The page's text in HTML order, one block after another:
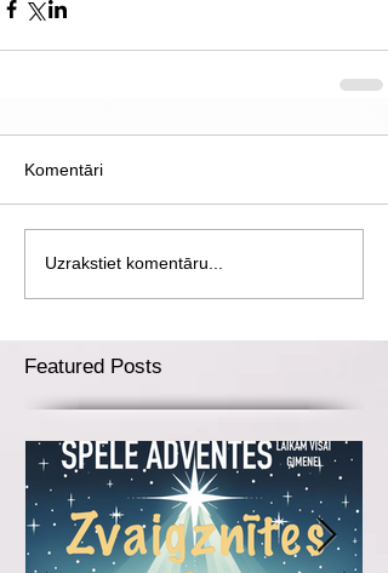
Komentāri
Uzrakstiet komentāru...
Featured Posts